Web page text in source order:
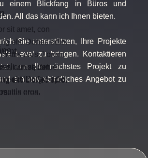
einem Blickfang in Büros und
All das kann ich Ihnen bieten.
Sie unterstützen, Ihre Projekte
Level zu bringen. Kontaktieren
um Ihr nächstes Projekt zu
ein unverbindliches Angebot zu
sit amet, con
elit. Donec odio.
eros.
sit amet, con
elit. Donec odio.
eros. Lorem
con sectetuer
odio. Quisque
sit amet, con
elit. Donec odio.
eros.